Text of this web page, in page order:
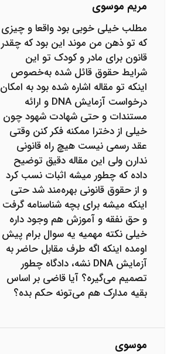
مریم موسوی
مطلب خیلی خوبی بود واقعا و چیزی
که تو ذهن من موند این بود که چقدر
قانون برای مادر و کودک تو این
شرایط حقوق قائل شده به‌خصوص
اینکه تو مقاله اشاره شده بود به امکان
درخواست آزمایش DNA و ارائه
مستندات و حتی شهادت شهود چون
خیلی از دخترا ممکنه فکر کنن وقتی
عقد رسمی نیست هیچ راه قانونی
ندارن ولی این مقاله دقیق توضیح
داده که چطور میشه اثبات نسب کرد
و از حقوق قانونی بهره‌مند شد حتی
اینکه میشه برای بچه شناسنامه گرفت
و حق نفقه و آموزش هم وجود داره
خیلی نکته مهمیه یه سوال برام پیش
اومده اینکه اگه طرف مقابل حاضر به
آزمایش DNA نشه، دادگاه چطور
تصمیم می‌گیره؟ آیا قاضی بر اساس
بقیه مدارک هم می‌تونه حکم بده؟
موسوی